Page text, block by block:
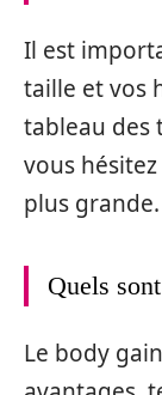
Il est
taille et vos
tableau des
vous
plus grande.
Quels
Le body